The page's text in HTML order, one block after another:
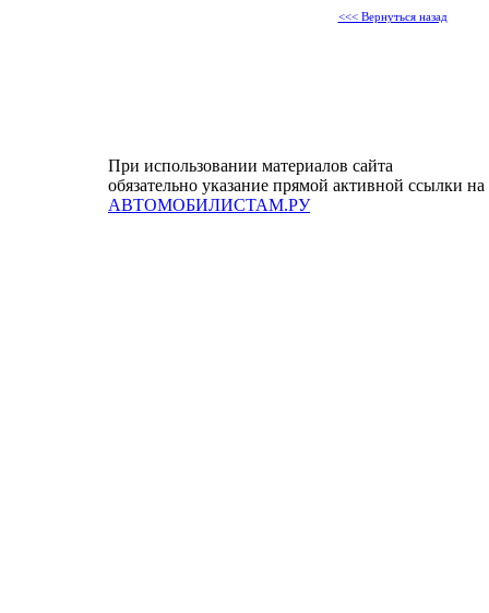
<<< Вернуться назад
При использовании материалов сайта
обязательно указание прямой активной ссылки на
АВТОМОБИЛИСТАМ.РУ